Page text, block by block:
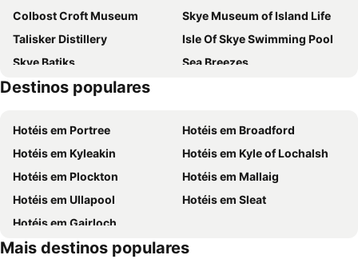
Colbost Croft Museum
Skye Museum of Island Life
Talisker Distillery
Isle Of Skye Swimming Pool
Skye Batiks
Sea Breezes
Quay Street
Destinos populares
Hotéis em Portree
Hotéis em Broadford
Hotéis em Kyleakin
Hotéis em Kyle of Lochalsh
Hotéis em Plockton
Hotéis em Mallaig
Hotéis em Ullapool
Hotéis em Sleat
Hotéis em Gairloch
Mais destinos populares